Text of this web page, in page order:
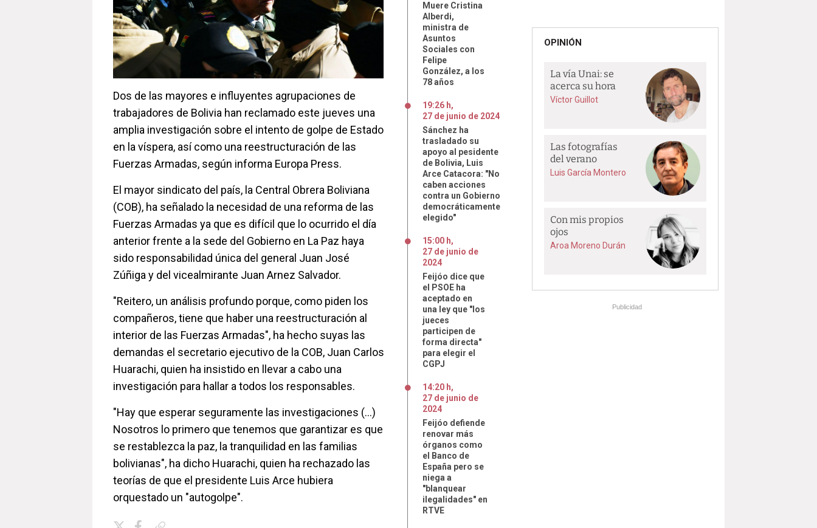
Dos de las mayores e influyentes agrupaciones de
trabajadores de Bolivia han reclamado este jueves una
amplia investigación sobre el intento de golpe de Estado
en la víspera, así como una reestructuración de las
Fuerzas Armadas, según informa Europa Press.
El mayor sindicato del país, la Central Obrera Boliviana
(COB), ha señalado la necesidad de una reforma de las
Fuerzas Armadas ya que es difícil que lo ocurrido el día
anterior frente a la sede del Gobierno en La Paz haya
sido responsabilidad única del general Juan José
Zúñiga y del vicealmirante Juan Arnez Salvador.
"Reitero, un análisis profundo porque, como piden los
compañeros, tiene que haber una reestructuración al
interior de las Fuerzas Armadas", ha hecho suyas las
demandas el secretario ejecutivo de la COB, Juan Carlos
Huarachi, quien ha insistido en llevar a cabo una
investigación para hallar a todos los responsables.
"Hay que esperar seguramente las investigaciones (...)
Nosotros lo primero que tenemos que garantizar es que
se restablezca la paz, la tranquilidad en las familias
bolivianas", ha dicho Huarachi, quien ha rechazado las
teorías de que el presidente Luis Arce hubiera
orquestado un "autogolpe".
Muere Cristina
Alberdi,
ministra de
Asuntos
Sociales con
Felipe
González, a los
78 años
19:26 h,
27 de junio de 2024
Sánchez ha
trasladado su
apoyo al pesidente
de Bolivia, Luis
Arce Catacora: "No
caben acciones
contra un Gobierno
democráticamente
elegido"
15:00 h,
27 de junio de
2024
Feijóo dice que
el PSOE ha
aceptado en
una ley que "los
jueces
participen de
forma directa"
para elegir el
CGPJ
14:20 h,
27 de junio de
2024
Feijóo defiende
renovar más
órganos como
el Banco de
España pero se
niega a
"blanquear
ilegalidades" en
RTVE
OPINIÓN
La vía Unai: se
acerca su hora
Víctor Guillot
Las fotografías
del verano
Luis García Montero
Con mis propios
ojos
Aroa Moreno Durán
Publicidad